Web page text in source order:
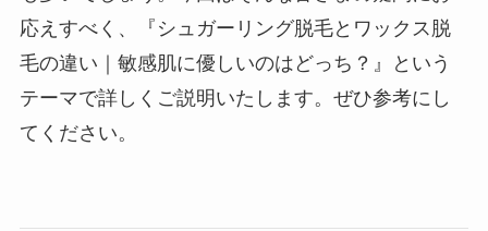
応えすべく、『シュガーリング脱毛とワックス脱
毛の違い｜敏感肌に優しいのはどっち？』という
テーマで詳しくご説明いたします。ぜひ参考にし
てください。